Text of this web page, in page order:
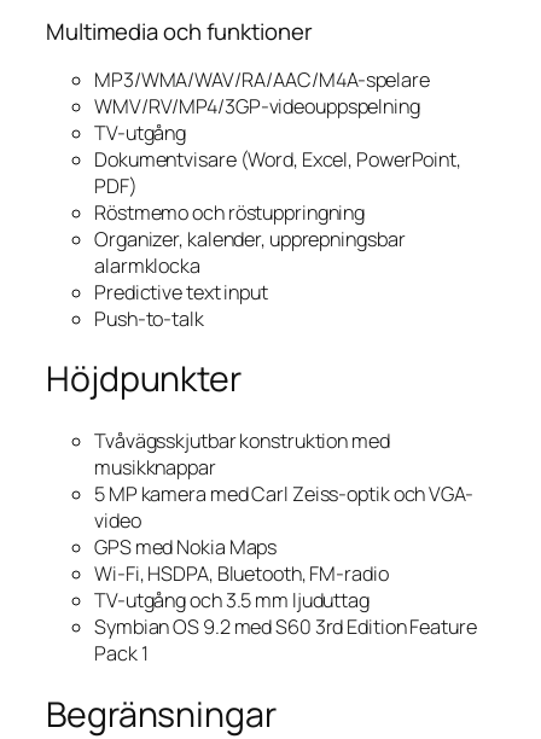
Multimedia och funktioner
MP3/WMA/WAV/RA/AAC/M4A-spelare
WMV/RV/MP4/3GP-videouppspelning
TV-utgång
Dokumentvisare (Word, Excel, PowerPoint,
PDF)
Röstmemo och röstuppringning
Organizer, kalender, upprepningsbar
alarmklocka
Predictive text input
Push-to-talk
Höjdpunkter
Tvåvägsskjutbar konstruktion med
musikknappar
5 MP kamera med Carl Zeiss-optik och VGA-
video
GPS med Nokia Maps
Wi-Fi, HSDPA, Bluetooth, FM-radio
TV-utgång och 3.5 mm ljuduttag
Symbian OS 9.2 med S60 3rd Edition Feature
Pack 1
Begränsningar